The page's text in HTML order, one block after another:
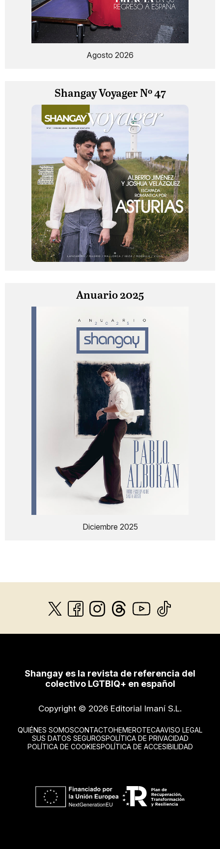
Agosto 2026
Shangay Voyager Nº 47
Anuario 2025
Diciembre 2025
Shangay es la revista de referencia del
colectivo LGTBIQ+ en español
Copyright © 2026 Editorial Imaní S.L.
QUIÉNES SOMOSCONTACTOHEMEROTECAAVISO LEGAL
SUS DATOS SEGUROSPOLÍTICA DE PRIVACIDAD
POLÍTICA DE COOKIESPOLÍTICA DE ACCESIBILIDAD